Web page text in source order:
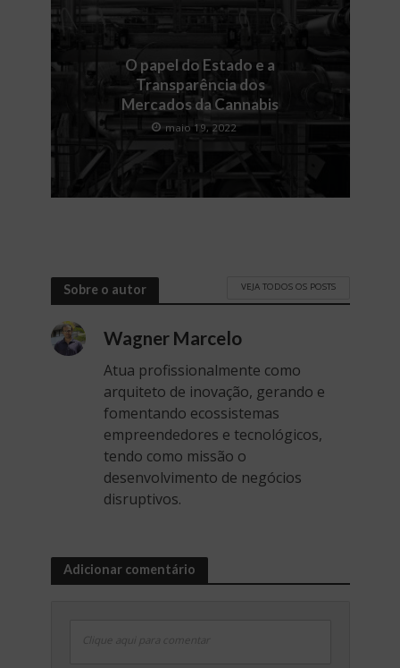
O papel do Estado e a
Transparência dos
Mercados da Cannabis
maio 19, 2022
Sobre o autor VEJA TODOS OS POSTS
Wagner Marcelo
Atua profissionalmente como
arquiteto de inovação, gerando e
fomentando ecossistemas
empreendedores e tecnológicos,
tendo como missão o
desenvolvimento de negócios
disruptivos.
Adicionar comentário
Clique aqui para comentar